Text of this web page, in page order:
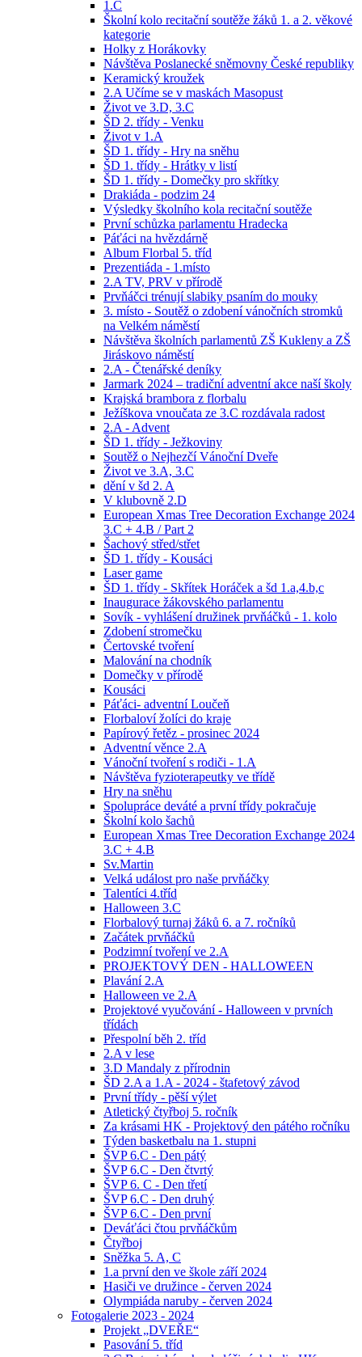
1.C
Školní kolo recitační soutěže žáků 1. a 2. věkové
kategorie
Holky z Horákovky
Návštěva Poslanecké sněmovny České republiky
Keramický kroužek
2.A Učíme se v maskách Masopust
Život ve 3.D, 3.C
ŠD 2. třídy - Venku
Život v 1.A
ŠD 1. třídy - Hry na sněhu
ŠD 1. třídy - Hrátky v listí
ŠD 1. třídy - Domečky pro skřítky
Drakiáda - podzim 24
Výsledky školního kola recitační soutěže
První schůzka parlamentu Hradecka
Páťáci na hvězdárně
Album Florbal 5. tříd
Prezentiáda - 1.místo
2.A TV, PRV v přírodě
Prvňáčci trénují slabiky psaním do mouky
3. místo - Soutěž o zdobení vánočních stromků
na Velkém náměstí
Návštěva školních parlamentů ZŠ Kukleny a ZŠ
Jiráskovo náměstí
2.A - Čtenářské deníky
Jarmark 2024 – tradiční adventní akce naší školy
Krajská brambora z florbalu
Ježíškova vnoučata ze 3.C rozdávala radost
2.A - Advent
ŠD 1. třídy - Ježkoviny
Soutěž o Nejhezčí Vánoční Dveře
Život ve 3.A, 3.C
dění v šd 2. A
V klubovně 2.D
European Xmas Tree Decoration Exchange 2024
3.C + 4.B / Part 2
Šachový střed/střet
ŠD 1. třídy - Kousáci
Laser game
ŠD 1. třídy - Skřítek Horáček a šd 1.a,4.b,c
Inaugurace žákovského parlamentu
Sovík - vyhlášení družinek prvňáčků - 1. kolo
Zdobení stromečku
Čertovské tvoření
Malování na chodník
Domečky v přírodě
Kousáci
Páťáci- adventní Loučeň
Florbaloví žolíci do kraje
Papírový řetěz - prosinec 2024
Adventní věnce 2.A
Vánoční tvoření s rodiči - 1.A
Návštěva fyzioterapeutky ve třídě
Hry na sněhu
Spolupráce deváté a první třídy pokračuje
Školní kolo šachů
European Xmas Tree Decoration Exchange 2024
3.C + 4.B
Sv.Martin
Velká událost pro naše prvňáčky
Talentíci 4.tříd
Halloween 3.C
Florbalový turnaj žáků 6. a 7. ročníků
Začátek prvňáčků
Podzimní tvoření ve 2.A
PROJEKTOVÝ DEN - HALLOWEEN
Plavání 2.A
Halloween ve 2.A
Projektové vyučování - Halloween v prvních
třídách
Přespolní běh 2. tříd
2.A v lese
3.D Mandaly z přírodnin
ŠD 2.A a 1.A - 2024 - štafetový závod
První třídy - pěší výlet
Atletický čtyřboj 5. ročník
Za krásami HK - Projektový den pátého ročníku
Týden basketbalu na 1. stupni
ŠVP 6.C - Den pátý
ŠVP 6.C - Den čtvrtý
ŠVP 6. C - Den třetí
ŠVP 6.C - Den druhý
ŠVP 6.C - Den první
Deváťáci čtou prvňáčkům
Čtyřboj
Sněžka 5. A, C
1.a první den ve škole září 2024
Hasiči ve družince - červen 2024
Olympiáda naruby - červen 2024
Fotogalerie 2023 - 2024
Projekt „DVEŘE“
Pasování 5. tříd